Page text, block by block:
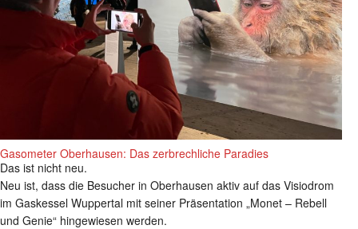
Gasometer Oberhausen: Das zerbrechliche Paradies
Das ist nicht neu.
Neu ist, dass die Besucher in Oberhausen aktiv auf das Visiodrom
im Gaskessel Wuppertal mit seiner Präsentation „Monet – Rebell
und Genie“ hingewiesen werden.